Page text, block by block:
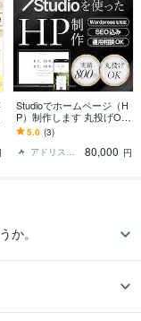
Studioでホームページ（H
P）制作します 丸投げOK
で初心者も安心！構成・
デザイン・SEO対策全て
込み
5.0 (3)
アドリス｜総合WEBコンサルティング会社
80,000 円
か。